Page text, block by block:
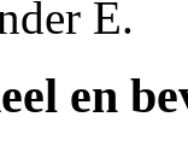
E.
en